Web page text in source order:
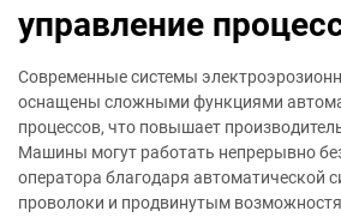
управление
Современные системы
оснащены сложными функциями
процессов, что повышает
Машины могут работать непрерывно
оператора благодаря автоматической
проволоки и продвинутым